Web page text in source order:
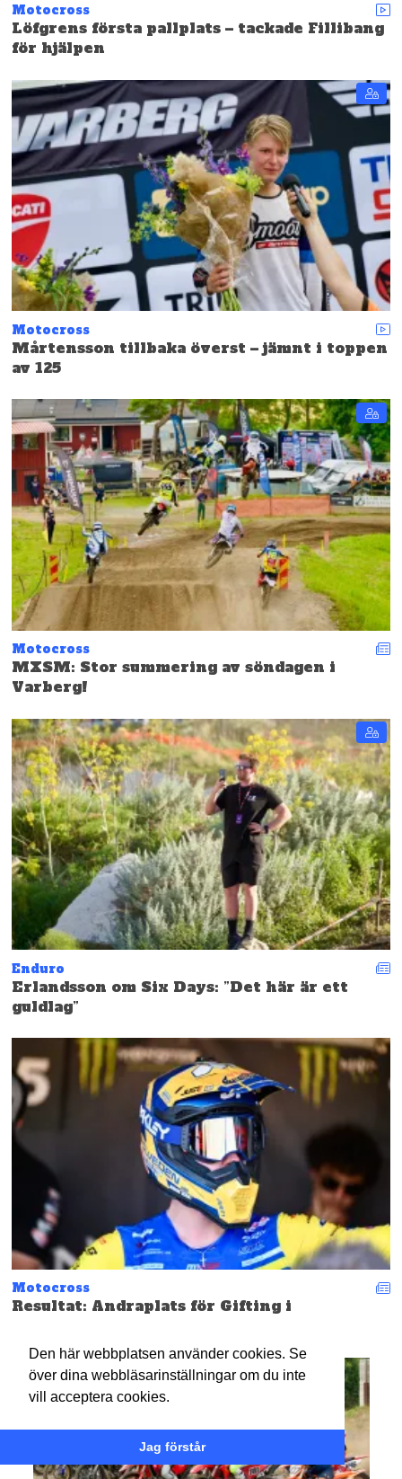
Den här webbplatsen använder cookies. Se
över dina webbläsarinställningar om du inte
vill acceptera cookies.
Jag förstår
Motocross
Löfgrens första pallplats – tackade Fillibang
för hjälpen
Motocross
Mårtensson tillbaka överst – jämnt i toppen
av 125
Motocross
MXSM: Stor summering av söndagen i
Varberg!
Enduro
Erlandsson om Six Days: ”Det här är ett
guldlag”
Motocross
Resultat: Andraplats för Gifting i